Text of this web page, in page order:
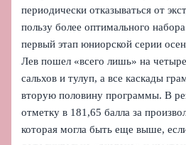
периодически отказываться от
пользу более оптимального
первый этап юниорской серии
Лев пошел «всего лишь» на
сальхов и тулуп, а все каскады
вторую половину программы. В
отметку в 181,65 балла за
которая могла быть еще выше,